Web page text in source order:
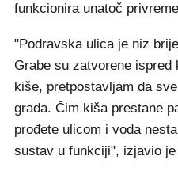
funkcionira unatoč
"Podravska ulica je niz
Grabe su zatvorene ispred
kiše, pretpostavljam da
grada. Čim kiša prestane
prođete ulicom i voda
sustav u funkciji", izjavio